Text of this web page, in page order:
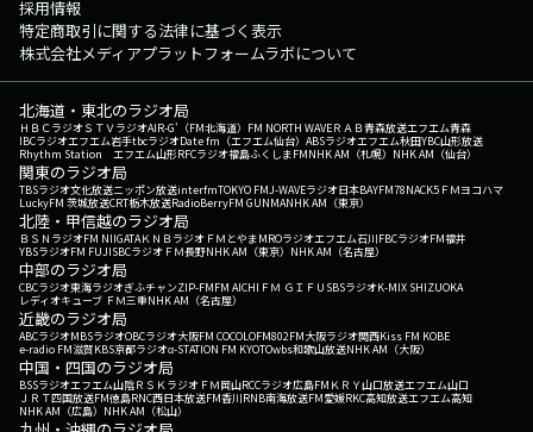
採用情報
特定商取引に関する法律に基づく表示
株式会社メディアプラットフォームラボについて
北海道・東北のラジオ局
ＨＢＣラジオＳＴＶラジオAIR-G'（FM北海道） FM NORTH WAVEＲＡＢ青森放送エフエム青森
IBCラジオエフエム岩手tbcラジオDate fm（エフエム仙台） ABSラジオエフエム秋田YBC山形放送
Rhythm Station エフエム山形RFCラジオ福島ふくしまFMNHK AM（札幌） NHK AM（仙台）
関東のラジオ局
TBSラジオ文化放送ニッポン放送interfmTOKYO FMJ-WAVEラジオ日本BAYFM78NACK5 ＦＭヨコハマ
LuckyFM 茨城放送CRT栃木放送RadioBerryFM GUNMANHK AM（東京）
北陸・甲信越のラジオ局
ＢＳＮラジオFM NIIGATAＫＮＢラジオ ＦＭとやまMROラジオエフエム石川FBCラジオFM福井
YBSラジオFM FUJISBCラジオ ＦＭ長野NHK AM（東京） NHK AM（名古屋）
中部のラジオ局
CBCラジオ東海ラジオぎふチャンZIP-FMFM AICHI ＦＭ ＧＩＦＵ SBSラジオK-MIX SHIZUOKA
レディオキューブ ＦＭ三重NHK AM（名古屋）
近畿のラジオ局
ABCラジオMBSラジオOBCラジオ大阪FM COCOLOFM802FM大阪ラジオ関西Kiss FM KOBE
e-radio FM滋賀KBS京都ラジオα-STATION FM KYOTOwbs和歌山放送NHK AM（大阪）
中国・四国のラジオ局
BSSラジオエフエム山陰ＲＳＫラジオ ＦＭ岡山RCCラジオ広島FM ＫＲＹ山口放送エフエム山口
ＪＲＴ四国放送FM徳島RNC西日本放送FM香川RNB南海放送FM愛媛RKC高知放送エフエム高知
NHK AM（広島） NHK AM（松山）